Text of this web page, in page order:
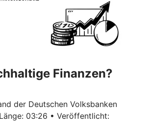
Finanzen?
der Deutschen Volksbanken
03:26 • Veröffentlicht: